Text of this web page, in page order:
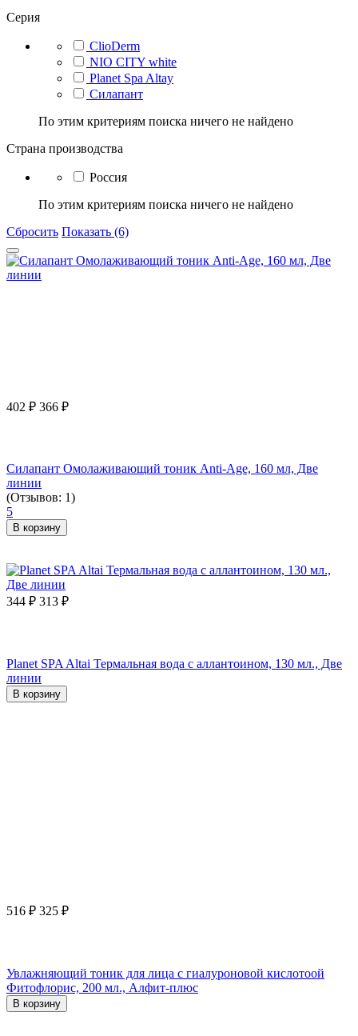
Серия
ClioDerm
NIO CITY white
Planet Spa Altay
Силапант
По этим критериям поиска ничего не найдено
Страна производства
Россия
По этим критериям поиска ничего не найдено
Сбросить Показать (6)
402 ₽ 366 ₽
Силапант Омолаживающий тоник Anti-Age, 160 мл, Две
линии
(Отзывов: 1)
5
В корзину
344 ₽ 313 ₽
Planet SPA Altai Термальная вода с аллантоином, 130 мл., Две
линии
В корзину
516 ₽ 325 ₽
Увлажняющий тоник для лица с гиалуроновой кислотоой
Фитофлорис, 200 мл., Алфит-плюс
В корзину